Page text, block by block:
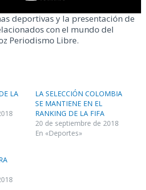
deportivas y la presentación de
con el mundo del
Periodismo Libre.
LA
LA SELECCIÓN COLOMBIA
SE MANTIENE EN EL
RANKING DE LA FIFA
20 de septiembre de 2018
En «Deportes»